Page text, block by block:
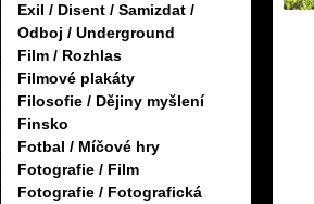
Exil / Disent / Samizdat /
Odboj / Underground
Film / Rozhlas
Filmové plakáty
Filosofie / Dějiny myšlení
Finsko
Fotbal / Míčové hry
Fotografie / Film
Fotografie / Fotografická